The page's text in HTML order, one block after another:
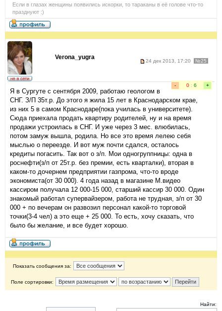
Если в глазах женщины появились искорки, то тараканы в её голове что-то
празднуют :)
Verona_yugra
24 дек 2013, 17:20 №25
- 0: 6 +
Я в Сургуте с сентября 2009, работаю геологом в
СНГ. З/П 35т.р. До этого я жила 15 лет в Краснодарском крае,
из них 5 в самом Краснодаре(пока училась в университете).
Сюда приехала продать квартиру родителей, ну и на время
продажи устроилась в СНГ. И уже через 3 мес. влюбилась,
потом замуж вышла, родила. Но все это время лелею себя
мыслью о переезде. И вот муж почти сдался, осталось
кредиты погасить. Так вот о з/п. Мои одногруппницы: одна в
роснефти(з/п от 25т.р. без премии, есть кварталки), вторая в
каком-то дочернем предприятии газпрома, что-то вроде
экономиста(от 30 000). 4 года назад в магазине М.видео
кассиром получала 12 000-15 000, старший кассир 30 000. Один
знакомый работал супервайзером, работа не трудная, з/п от 30
000 + по вечерам он развозил персонал какой-то торговой
точки(3-4 чел) а это еще + 25 000. То есть, хочу сказать, что
было бы желание, и все будет хорошо.
Показать сообщения за:
Поле сортировки:
Найти: